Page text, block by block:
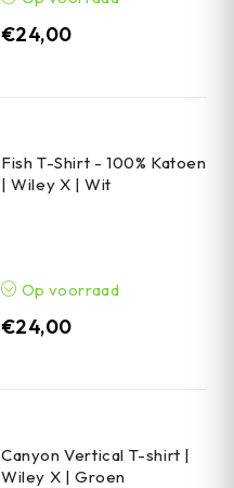
€24,00
Fish T-Shirt - 100% Katoen
| Wiley X | Wit
Op voorraad
€24,00
Canyon Vertical T-shirt |
Wiley X | Groen